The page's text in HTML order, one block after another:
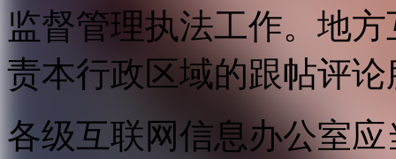
监督管理执法工作。地
责本行政区域的跟帖评
各级互联网信息办公室